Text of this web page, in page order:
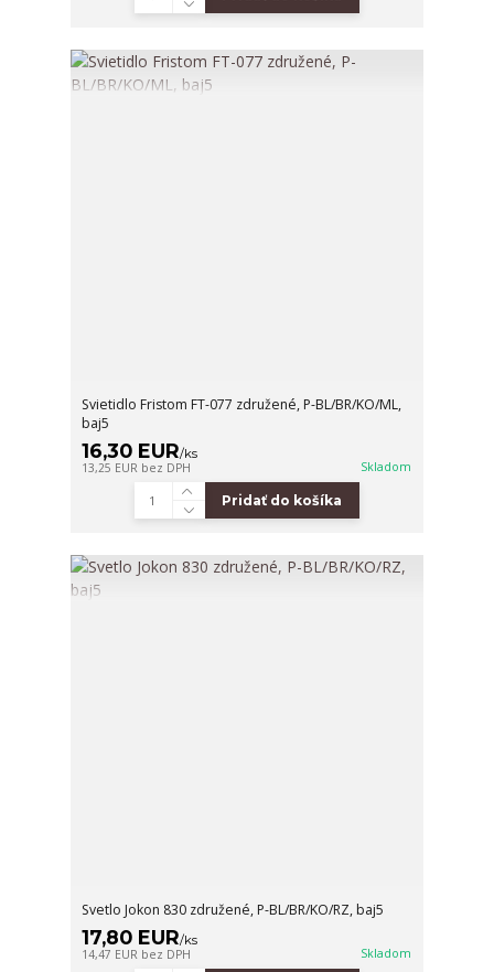
Svietidlo Fristom FT-077 združené, P-BL/BR/KO/ML,
baj5
16,30 EUR/ks
13,25 EUR bez DPH Skladom
Pridať do košíka
Svetlo Jokon 830 združené, P-BL/BR/KO/RZ, baj5
17,80 EUR/ks
14,47 EUR bez DPH Skladom